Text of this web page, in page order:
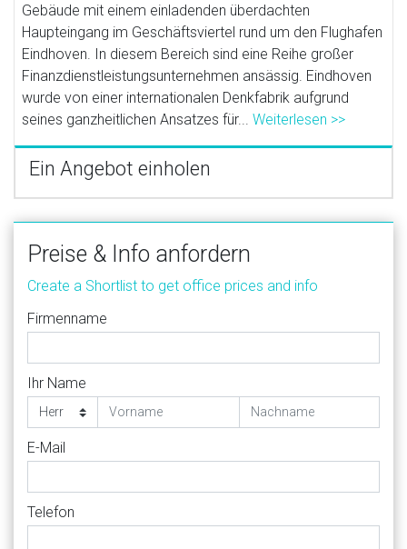
Gebäude mit einem einladenden überdachten
Haupteingang im Geschäftsviertel rund um den Flughafen
Eindhoven. In diesem Bereich sind eine Reihe großer
Finanzdienstleistungsunternehmen ansässig. Eindhoven
wurde von einer internationalen Denkfabrik aufgrund
seines ganzheitlichen Ansatzes für...Weiterlesen >>
Ein Angebot einholen
Preise & Info anfordern
Create a Shortlist to get office prices and info
Firmenname
Ihr Name
E-Mail
Telefon